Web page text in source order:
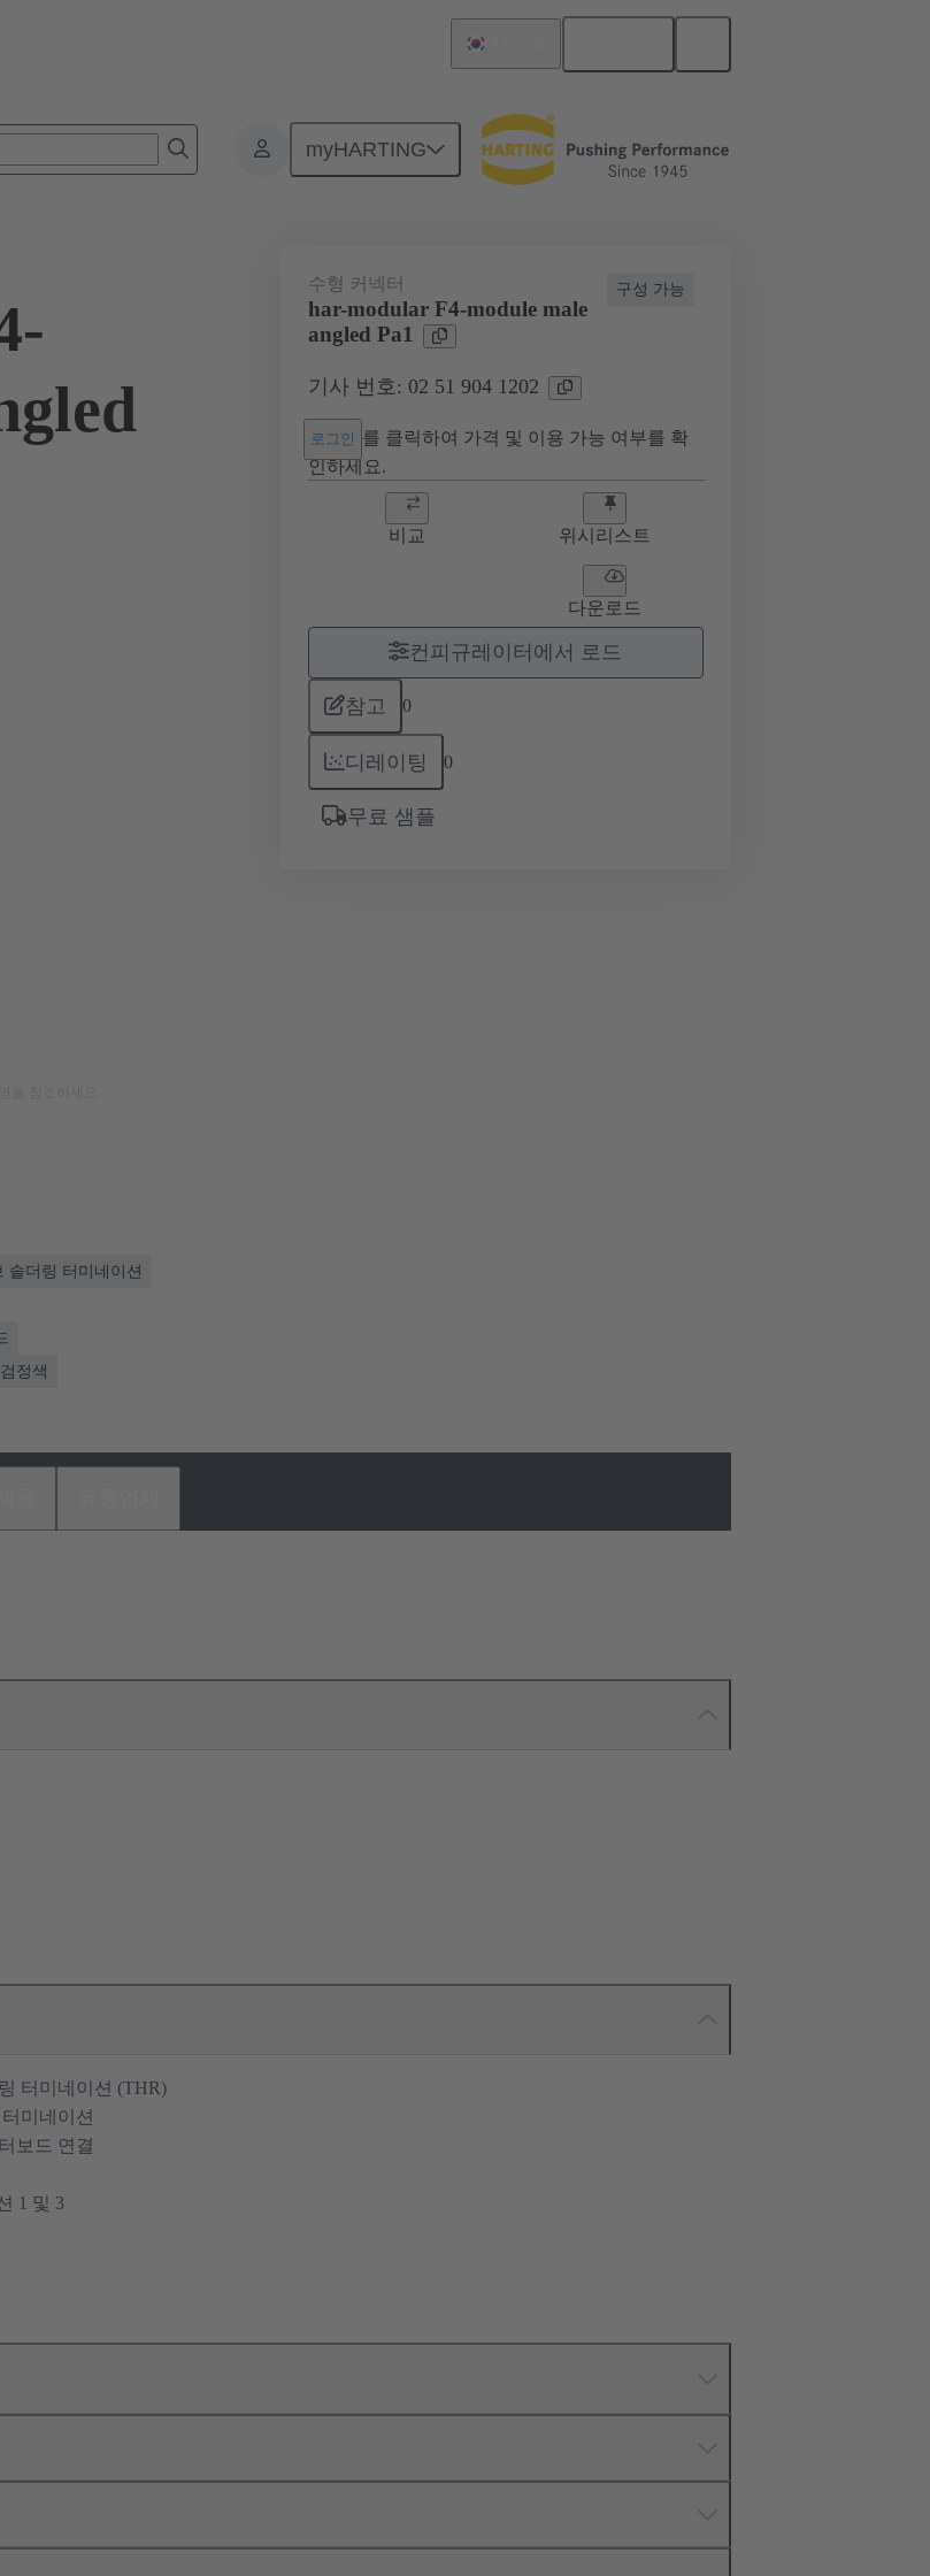
myHARTING
제품 마더보드와 도터보드 연결 02 51 904 1202
구성 가능
수형 커넥터
har-modular F4-module male
angled Pa1
기사 번호: 02 51 904 1202
로그인 를 클릭하여 가격 및 이용 가능 여부를 확
인하세요.
비교 위시리스트
다운로드
컨피규레이터에서 로드
참고 0
디레이팅 0
무료 샘플
솔더링 터미네이션
검정색
터미네이션 (THR)
미네이션
보드 연결
1 및 3